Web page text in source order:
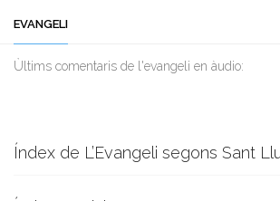
EVANGELI
Ùltims comentaris de l'evangeli en àudio:
Índex de L’Evangeli segons Sant